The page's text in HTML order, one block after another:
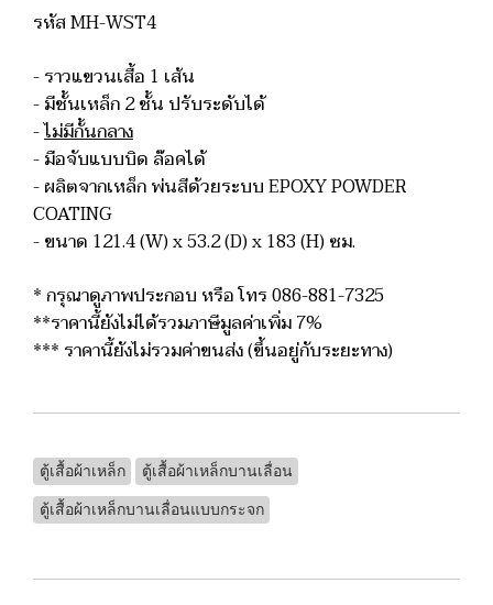
รหัส MH-WST4
- ราวแขวนเสื้อ 1 เส้น
- มีชั้นเหล็ก 2 ชั้น ปรับระดับได้
-ไม่มีกั้นกลาง
- มือจับแบบบิด ล๊อคได้
- ผลิตจากเหล็ก พ่นสีด้วยระบบ EPOXY POWDER
COATING
- ขนาด 121.4 (W) x 53.2 (D) x 183 (H) ซม.
* กรุณาดูภาพประกอบ หรือ โทร 086-881-7325
**ราคานี้ยังไม่ได้รวมภาษีมูลค่าเพิ่ม 7%
*** ราคานี้ยังไม่รวมค่าขนส่ง (ขึ้นอยู่กับระยะทาง)
ตู้เสื้อผ้าเหล็ก
ตู้เสื้อผ้าเหล็กบานเลื่อน
ตู้เสื้อผ้าเหล็กบานเลื่อนแบบกระจก